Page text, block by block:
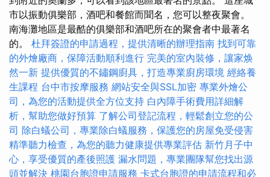
市以振動俱樂部，酒吧和餐館而聞名，您可以整夜聚會。
南海灘地區是最酷的俱樂部和酒吧所在的聚會者中最著名
的。 杜拜簽證的申請過程，提供清晰的辦理指南 找到可靠
的外燴廠商，保障活動順利進行 完美的室內裝修，讓家焕
然一新 提供優質的不鏽鋼廚具，打造專業廚房環境 經絡養
生課程 台中市按摩服務 網站安全與SSL加密 專業外燴公
司，為您的活動提供全方位支持 白內障手術費用詳細解
析，幫助您做好預算 了解公司登記流程，輕鬆創立您的公
司 除白蟻公司，專業除白蟻服務，保護您的房屋免受侵害
精準聽力檢查，為您的聽力健康提供專業評估 新竹月子中
心，享受優質的產後照護 漏水問題，專業團隊幫您找出源
頭並解決 桃園台胞證申請服務 卡式台胞證的申請流程和必